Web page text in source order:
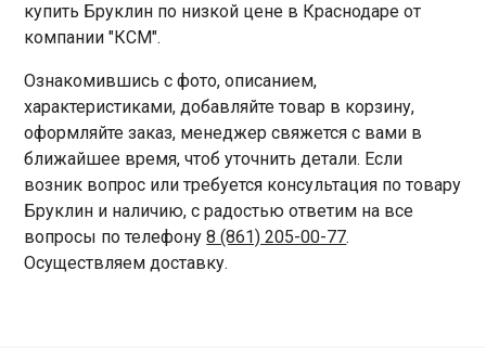
купить Бруклин по низкой цене в Краснодаре от
компании "КСМ".
Ознакомившись с фото, описанием,
характеристиками, добавляйте товар в корзину,
оформляйте заказ, менеджер свяжется с вами в
ближайшее время, чтоб уточнить детали. Если
возник вопрос или требуется консультация по товару
Бруклин и наличию, с радостью ответим на все
вопросы по телефону8 (861) 205-00-77.
Осуществляем доставку.